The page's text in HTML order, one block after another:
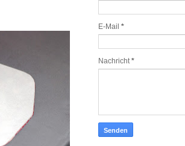
E-Mail *
Nachricht *